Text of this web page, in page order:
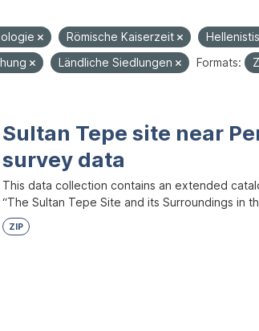
Römische Kaiserzeit
Ländliche Siedlungen Formats:
Sultan Tepe site near
survey data
This data collection contains an extended
“The Sultan Tepe Site and its Surroundings in
ZIP